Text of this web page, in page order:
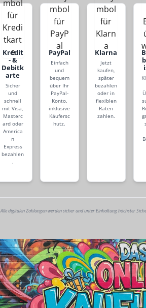
Kredit
- &
Debitk
arte
Sicher
und
schnell
mit Visa,
Masterc
ard oder
America
n
Express
bezahlen
.
PayPal
Einfach
und
bequem
über Ihr
PayPal-
Konto,
inklusive
Käufersc
hutz.
Klarna
Jetzt
kaufen,
später
bezahlen
oder in
flexiblen
Raten
zahlen.
Alle digitalen Zahlungen werden sicher und unter Einhaltung höchster